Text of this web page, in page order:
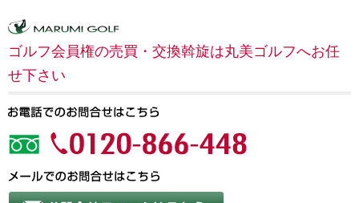
ゴルフ会員権の売買・交換斡旋は丸美ゴルフへお任
せ下さい